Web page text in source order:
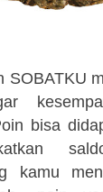
SOBATKU
bisa
kamu